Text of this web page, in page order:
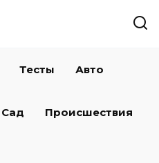
Тесты Авто
Сад Происшествия